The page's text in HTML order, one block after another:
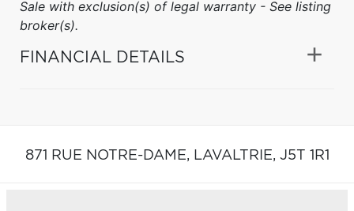
Sale with exclusion(s) of legal warranty - See listing
broker(s).
FINANCIAL DETAILS
871 RUE NOTRE-DAME, LAVALTRIE, J5T 1R1